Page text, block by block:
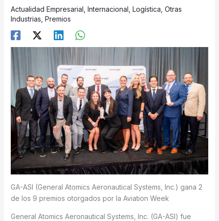
Actualidad Empresarial Internacional Logística Otras
Industrias Premios
GA-ASI (General Atomics Aeronautical Systems, Inc.) gana 2
de los 9 premios otorgados por la Aviation Week
General Atomics Aeronautical Systems, Inc. (GA-ASI) fue